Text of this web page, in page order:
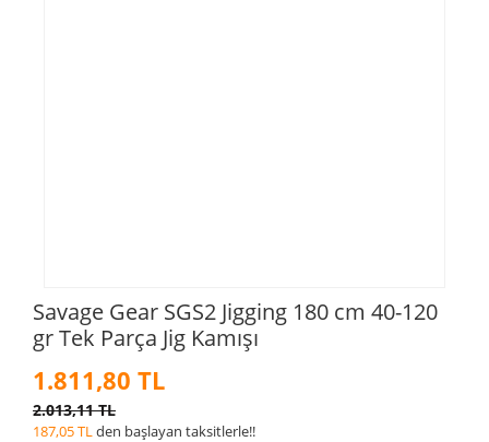
Savage Gear SGS2 Jigging 180 cm 40-120
gr Tek Parça Jig Kamışı
1.811,80 TL
2.013,11 TL
187,05 TLden başlayan taksitlerle!!